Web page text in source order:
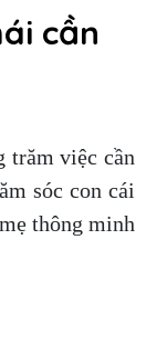
cần
trăm việc cần
sóc con cái
thông minh